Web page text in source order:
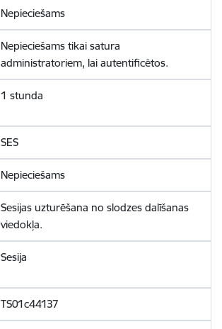
Nepieciešams
Nepieciešams tikai satura
administratoriem, lai autentificētos.
1 stunda
SES
Nepieciešams
Sesijas uzturēšana no slodzes dalīšanas
viedokļa.
Sesija
TS01c44137